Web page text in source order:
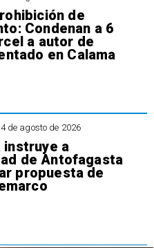
de
Condenan a 6
a autor de
en Calama
4 de agosto de 2026
instruye a
de Antofagasta
propuesta de